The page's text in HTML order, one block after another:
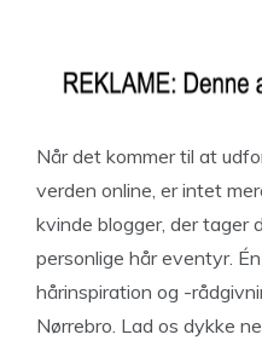
Når det kommer til at
verden online, er intet
kvinde blogger, der tager
personlige hår eventyr.
hårinspiration og -
Nørrebro. Lad os dykke